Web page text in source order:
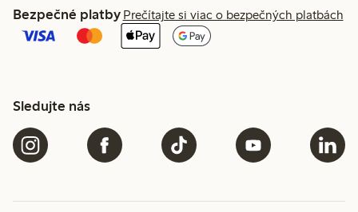
Bezpečné platby Prečítajte si viac o bezpečných platbách
Sledujte nás